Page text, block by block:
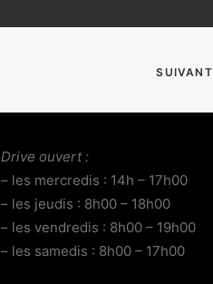
SUIVANT
Drive ouvert :
– les mercredis : 14h – 17h00
– les jeudis : 8h00 – 18h00
– les vendredis : 8h00 – 19h00
– les samedis : 8h00 – 17h00